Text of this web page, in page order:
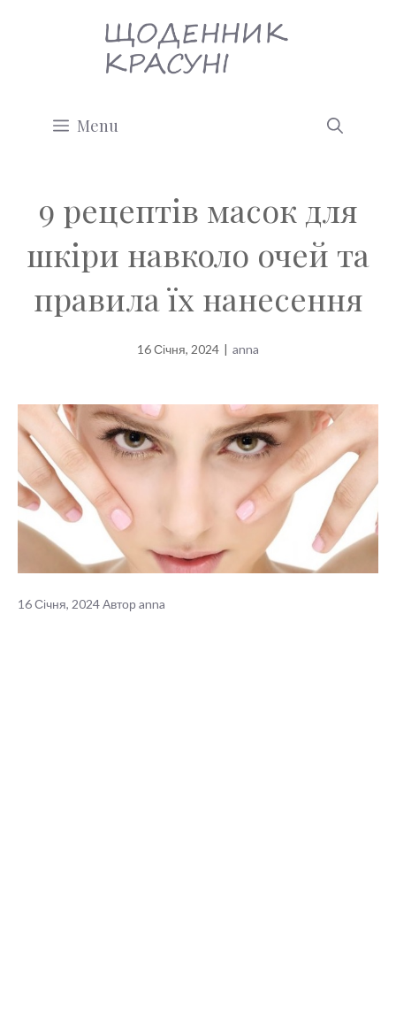
Menu
9 рецептів масок для
шкіри навколо очей та
правила їх нанесення
16 Січня, 2024 | anna
16 Січня, 2024Авторanna